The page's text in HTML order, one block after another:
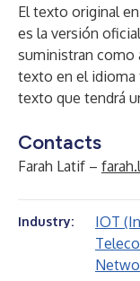
El texto original
es la versión
suministran como
texto en el idioma
texto que tendrá
Contacts
Farah Latif –
Industry: IOT